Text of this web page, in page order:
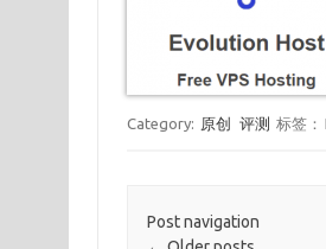
Category: 原创 评测 标签：
Post navigation